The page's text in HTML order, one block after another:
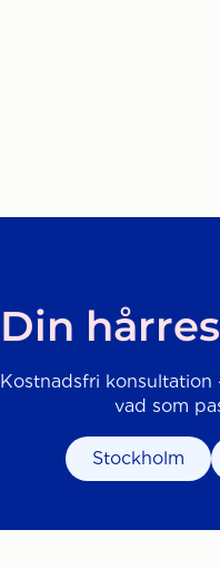
Din
Kostnadsfri
vad som
Stockholm